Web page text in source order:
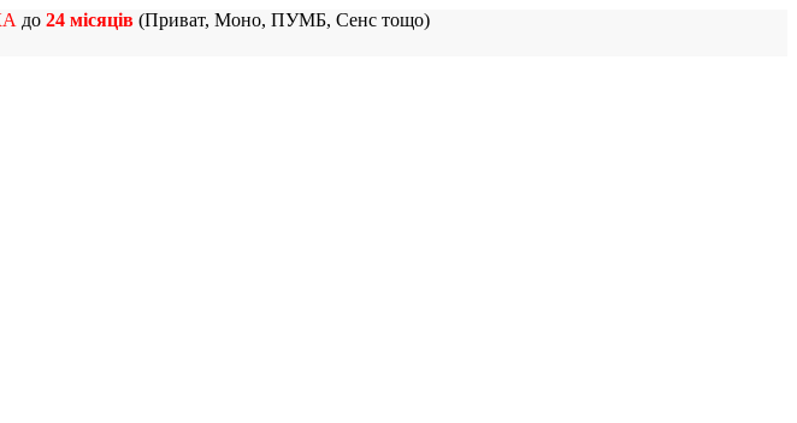
до 24 місяців(Приват, Моно, ПУМБ, Сенс тощо)